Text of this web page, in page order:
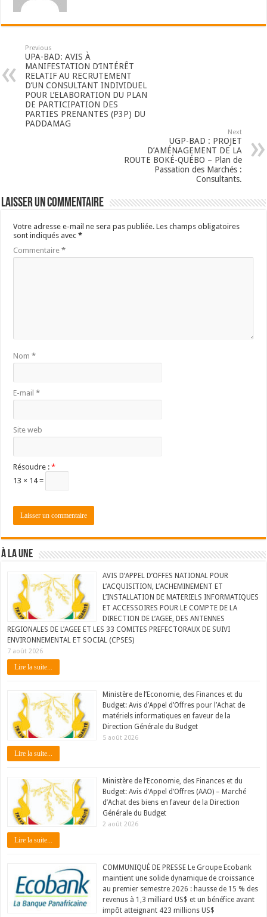
Previous
UPA-BAD: AVIS À
MANIFESTATION D’INTÉRÊT
RELATIF AU RECRUTEMENT
D’UN CONSULTANT INDIVIDUEL
POUR L’ELABORATION DU PLAN
DE PARTICIPATION DES
PARTIES PRENANTES (P3P) DU
PADDAMAG
Next
UGP-BAD : PROJET
D’AMÉNAGEMENT DE LA
ROUTE BOKÉ-QUÉBO – Plan de
Passation des Marchés :
Consultants.
Laisser un commentaire
Votre adresse e-mail ne sera pas publiée. Les champs obligatoires
sont indiqués avec*
Commentaire*
Nom*
E-mail*
Site web
Résoudre :*
13 × 14 =
À LA UNE
AVIS D’APPEL D’OFFES NATIONAL POUR
L’ACQUISITION, L’ACHEMINEMENT ET
L’INSTALLATION DE MATERIELS INFORMATIQUES
ET ACCESSOIRES POUR LE COMPTE DE LA
DIRECTION DE L’AGEE, DES ANTENNES
REGIONALES DE L’AGEE ET LES 33 COMITES PREFECTORAUX DE SUIVI
ENVIRONNEMENTAL ET SOCIAL (CPSES)
7 août 2026
Lire la suite...
Ministère de l’Economie, des Finances et du
Budget: Avis d’Appel d’Offres pour l’Achat de
matériels informatiques en faveur de la
Direction Générale du Budget
5 août 2026
Lire la suite...
Ministère de l’Economie, des Finances et du
Budget: Avis d’Appel d’Offres (AAO) – Marché
d’Achat des biens en faveur de la Direction
Générale du Budget
2 août 2026
Lire la suite...
COMMUNIQUÉ DE PRESSE Le Groupe Ecobank
maintient une solide dynamique de croissance
au premier semestre 2026 : hausse de 15 % des
revenus à 1,3 milliard US$ et un bénéfice avant
impôt atteignant 423 millions US$